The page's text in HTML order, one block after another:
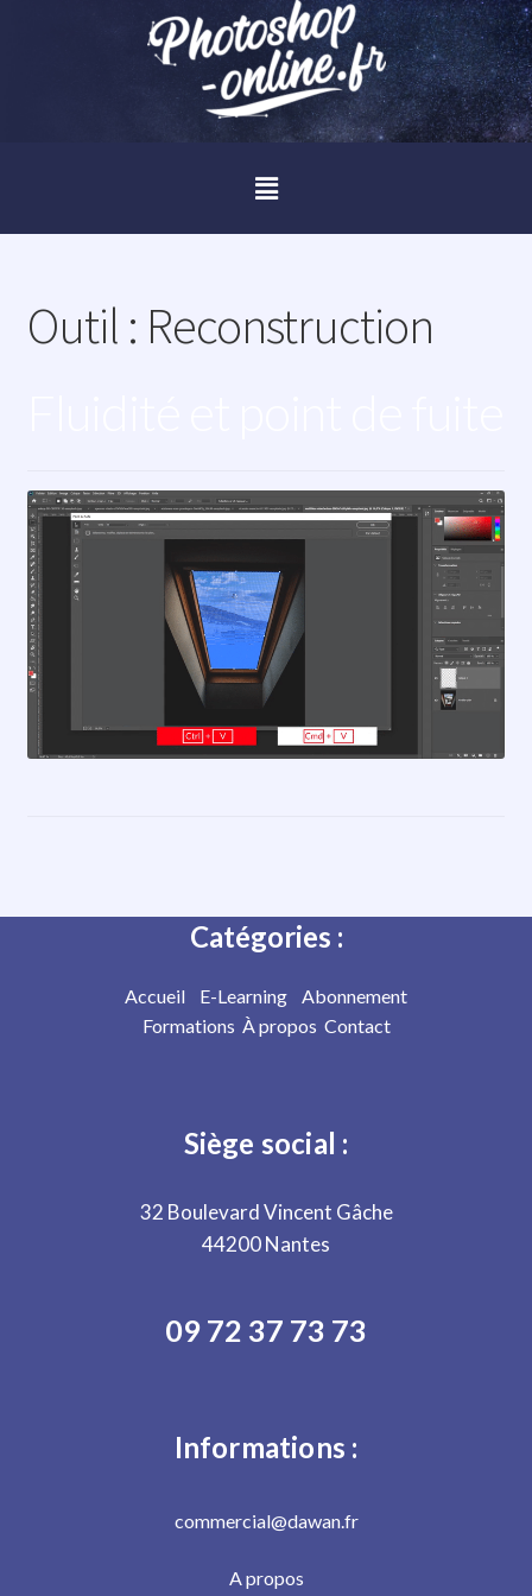
Outil : Reconstruction
Catégories :
Accueil E-Learning
Abonnement
Formations À propos Contact
Siège social :
32 Boulevard Vincent Gâche
44200 Nantes
09 72 37 73 73
Informations :
commercial@dawan.fr
A propos